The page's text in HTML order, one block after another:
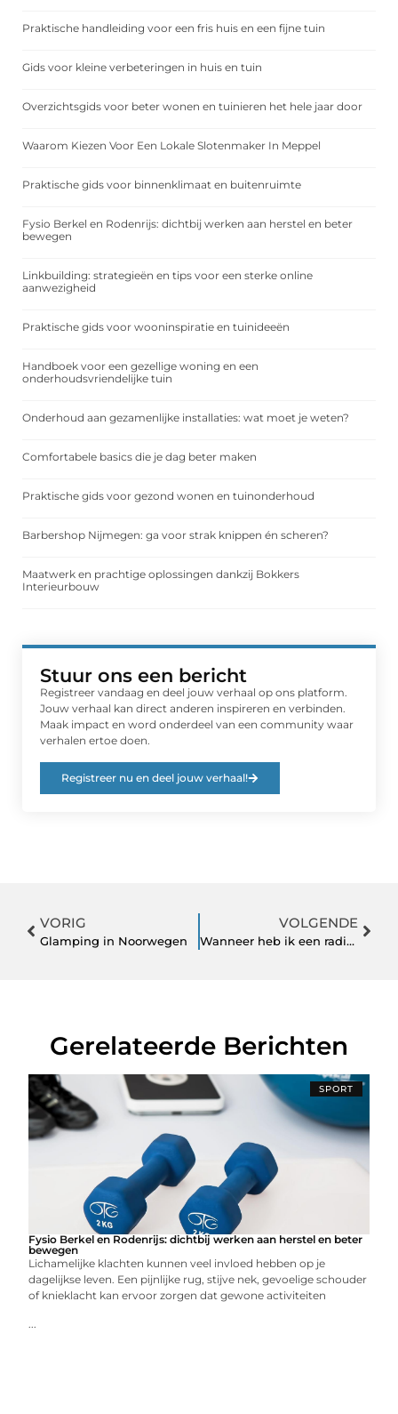
Praktische handleiding voor een fris huis en een fijne tuin
Gids voor kleine verbeteringen in huis en tuin
Overzichtsgids voor beter wonen en tuinieren het hele jaar door
Waarom Kiezen Voor Een Lokale Slotenmaker In Meppel
Praktische gids voor binnenklimaat en buitenruimte
Fysio Berkel en Rodenrijs: dichtbij werken aan herstel en beter
bewegen
Linkbuilding: strategieën en tips voor een sterke online
aanwezigheid
Praktische gids voor wooninspiratie en tuinideeën
Handboek voor een gezellige woning en een
onderhoudsvriendelijke tuin
Onderhoud aan gezamenlijke installaties: wat moet je weten?
Comfortabele basics die je dag beter maken
Praktische gids voor gezond wonen en tuinonderhoud
Barbershop Nijmegen: ga voor strak knippen én scheren?
Maatwerk en prachtige oplossingen dankzij Bokkers
Interieurbouw
Stuur ons een bericht
Registreer vandaag en deel jouw verhaal op ons platform.
Jouw verhaal kan direct anderen inspireren en verbinden.
Maak impact en word onderdeel van een community waar
verhalen ertoe doen.
Registreer nu en deel jouw verhaal!
VORIG
Glamping in Noorwegen
VOLGENDE
Wanneer heb ik een radiateur reparatie nodig?
Gerelateerde Berichten
SPORT
Fysio Berkel en Rodenrijs: dichtbij werken aan herstel en beter
bewegen
Lichamelijke klachten kunnen veel invloed hebben op je
dagelijkse leven. Een pijnlijke rug, stijve nek, gevoelige schouder
of knieklacht kan ervoor zorgen dat gewone activiteiten
...